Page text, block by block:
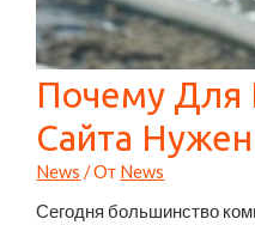
Почему Для
Сайта
News / От News
Сегодня большинство